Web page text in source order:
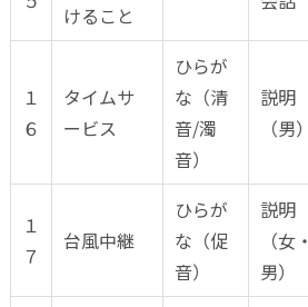
けること
１
６
タイムサ
ービス
ひらが
な（清
音/濁
音）
説明
（男）
１
７
台風中継
ひらが
な（促
音）
説明
（女・
男）